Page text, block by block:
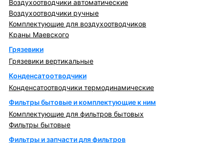
Воздухоотводчики автоматические
Воздухоотводчики ручные
Комплектующие для воздухоотводчиков
Краны Маевского
Грязевики
Грязевики вертикальные
Конденсатоотводчики
Конденсатоотводчики термодинамические
Фильтры бытовые и комплектующие к ним
Комплектующие для фильтров бытовых
Фильтры бытовые
Фильтры и запчасти для фильтров